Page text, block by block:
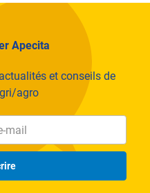
Apecita
et conseils de
agro